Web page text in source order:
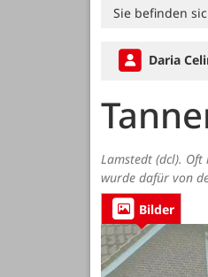
Sie befinden
Daria
Lamstedt (dcl).
wurde dafür von
Bilder